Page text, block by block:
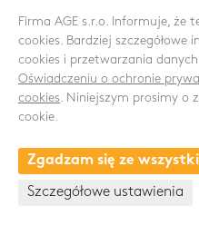
Firma AGE s.r.o. Informuje, że
cookies. Bardziej
cookies i przetwarzania
Oświadczeniu o ochronie
cookies. Niniejszym prosimy o
cookie.
Zgadzam się ze
Szczegółowe ustawienia